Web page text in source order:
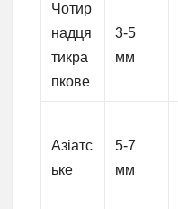
Чотир
надця
тикра
пкове
3-5
мм
Азіатс
ьке
5-7
мм